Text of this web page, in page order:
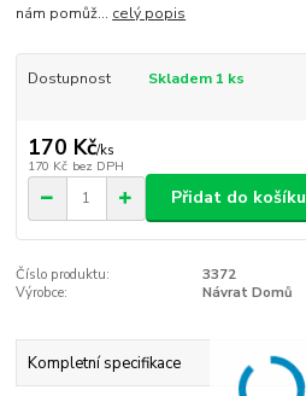
nám pomůž... celý popis
Dostupnost Skladem 1 ks
170 Kč/ks
170 Kč bez DPH
Přidat do košíku
Číslo produktu:
3372
Výrobce:
Návrat Domů
Kompletní specifikace